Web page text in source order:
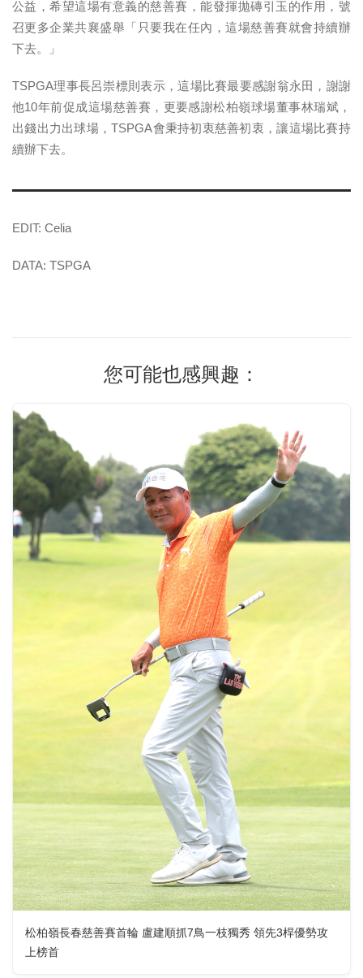
公益，希望這場有意義的慈善賽，能發揮拋磚引玉的作用，號
召更多企業共襄盛舉「只要我在任內，這場慈善賽就會持續辦
下去。」
TSPGA理事長呂崇標則表示，這場比賽最要感謝翁永田，謝謝
他10年前促成這場慈善賽，更要感謝松柏嶺球場董事林瑞斌，
出錢出力出球場，TSPGA會秉持初衷慈善初衷，讓這場比賽持
續辦下去。
EDIT: Celia
DATA: TSPGA
您可能也感興趣：
松柏嶺長春慈善賽首輪 盧建順抓7鳥一枝獨秀 領先3桿優勢攻
上榜首